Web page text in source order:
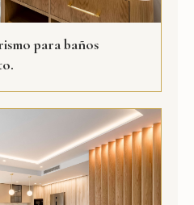
para baños